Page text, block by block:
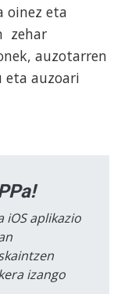
oinez eta
zehar
auzotarren
auzoari
iOS aplikazio
izango